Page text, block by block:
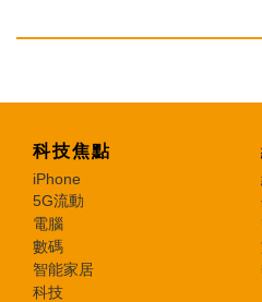
科技焦點
iPhone
5G流動
電腦
數碼
智能家居
科技